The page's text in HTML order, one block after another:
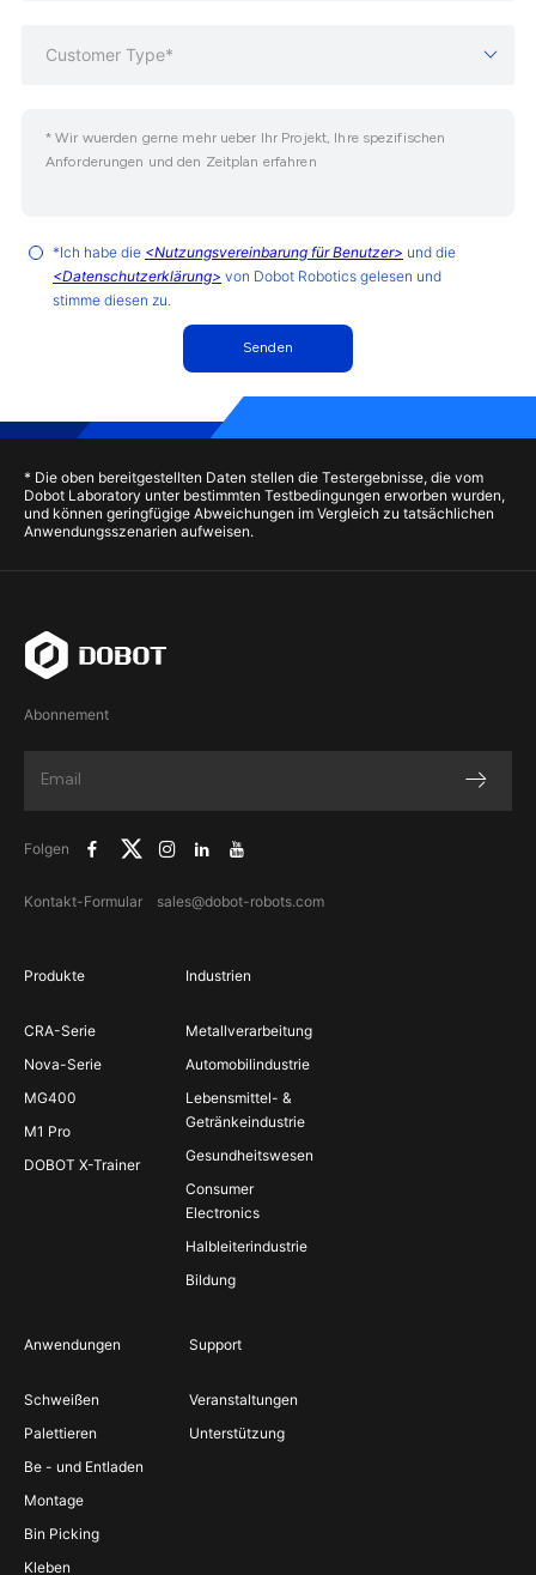
Customer Type*
*Ich habe die <Nutzungsvereinbarung für Benutzer> und die
<Datenschutzerklärung> von Dobot Robotics gelesen und
stimme diesen zu.
Senden
* Die oben bereitgestellten Daten stellen die Testergebnisse, die vom
Dobot Laboratory unter bestimmten Testbedingungen erworben wurden,
und können geringfügige Abweichungen im Vergleich zu tatsächlichen
Anwendungsszenarien aufweisen.
Abonnement
Folgen
Kontakt-Formular sales@dobot-robots.com
Produkte
CRA-Serie
Nova-Serie
MG400
M1 Pro
DOBOT X-Trainer
Industrien
Metallverarbeitung
Automobilindustrie
Lebensmittel- &
Getränkeindustrie
Gesundheitswesen
Consumer
Electronics
Halbleiterindustrie
Bildung
Anwendungen
Schweißen
Palettieren
Be - und Entladen
Montage
Bin Picking
Kleben
Support
Veranstaltungen
Unterstützung